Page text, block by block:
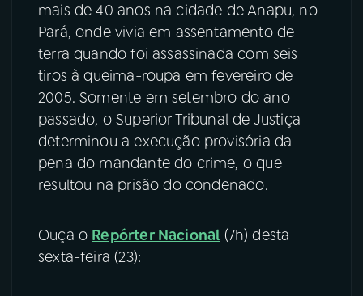
mais de 40 anos na cidade de Anapu, no
Pará, onde vivia em assentamento de
terra quando foi assassinada com seis
tiros à queima-roupa em fevereiro de
2005. Somente em setembro do ano
passado, o Superior Tribunal de Justiça
determinou a execução provisória da
pena do mandante do crime, o que
resultou na prisão do condenado.
Ouça o Repórter Nacional (7h) desta
sexta-feira (23):